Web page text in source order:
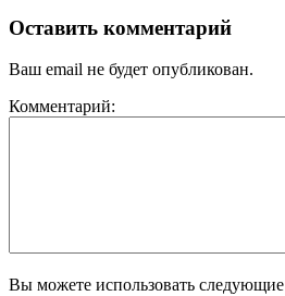
Оставить комментарий
Ваш email не будет опубликован.
Комментарий:
Вы можете использовать следующие